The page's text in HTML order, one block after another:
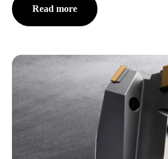
Read more